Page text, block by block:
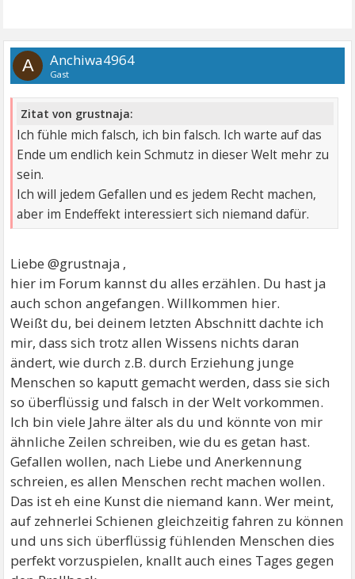
A Anchiwa4964
Gast
Zitat von grustnaja:
Ich fühle mich falsch, ich bin falsch. Ich warte auf das
Ende um endlich kein Schmutz in dieser Welt mehr zu
sein.
Ich will jedem Gefallen und es jedem Recht machen,
aber im Endeffekt interessiert sich niemand dafür.
Liebe @grustnaja ,
hier im Forum kannst du alles erzählen. Du hast ja
auch schon angefangen. Willkommen hier.
Weißt du, bei deinem letzten Abschnitt dachte ich
mir, dass sich trotz allen Wissens nichts daran
ändert, wie durch z.B. durch Erziehung junge
Menschen so kaputt gemacht werden, dass sie sich
so überflüssig und falsch in der Welt vorkommen.
Ich bin viele Jahre älter als du und könnte von mir
ähnliche Zeilen schreiben, wie du es getan hast.
Gefallen wollen, nach Liebe und Anerkennung
schreien, es allen Menschen recht machen wollen.
Das ist eh eine Kunst die niemand kann. Wer meint,
auf zehnerlei Schienen gleichzeitig fahren zu können
und uns sich überflüssig fühlenden Menschen dies
perfekt vorzuspielen, knallt auch eines Tages gegen